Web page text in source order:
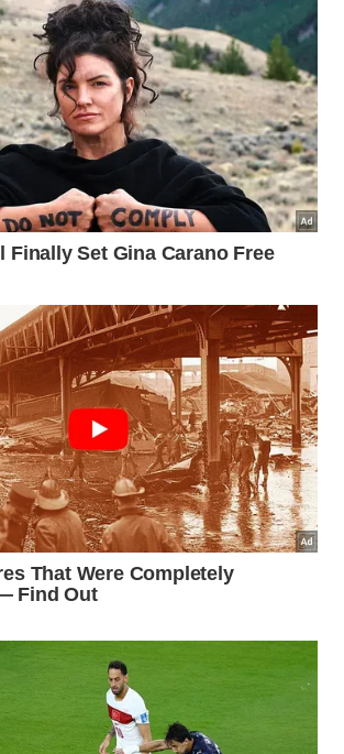
construídas para
sem perder a compostura
indesejadas:
que você estava observando minha
muito minha privacidade e
pedir um pouco mais de discrição.”
questões pessoais e preciso
reservado agora, conversamos
comentar sobre minha rotina ou
de manter minha vida pessoal
ambiente familiar.”